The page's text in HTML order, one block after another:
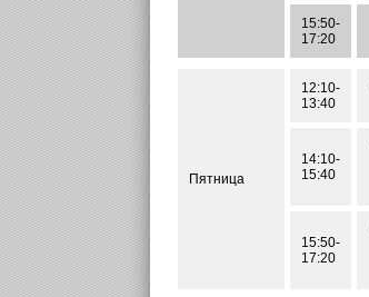
15:50-
17:20
Пятница
12:10-
13:40
14:10-
15:40
15:50-
17:20